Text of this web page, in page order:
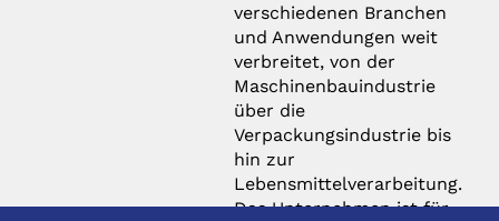
verschiedenen Branchen
und Anwendungen weit
verbreitet, von der
Maschinenbauindustrie
über die
Verpackungsindustrie bis
hin zur
Lebensmittelverarbeitung.
Das Unternehmen ist für